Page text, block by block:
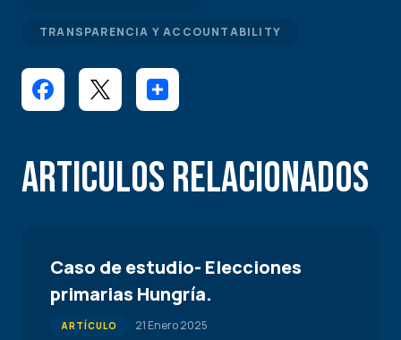
TRANSPARENCIA Y ACCOUNTABILITY
Articulos Relacionados
Caso de estudio- Elecciones
primarias Hungría.
ARTÍCULO 21 Enero 2025